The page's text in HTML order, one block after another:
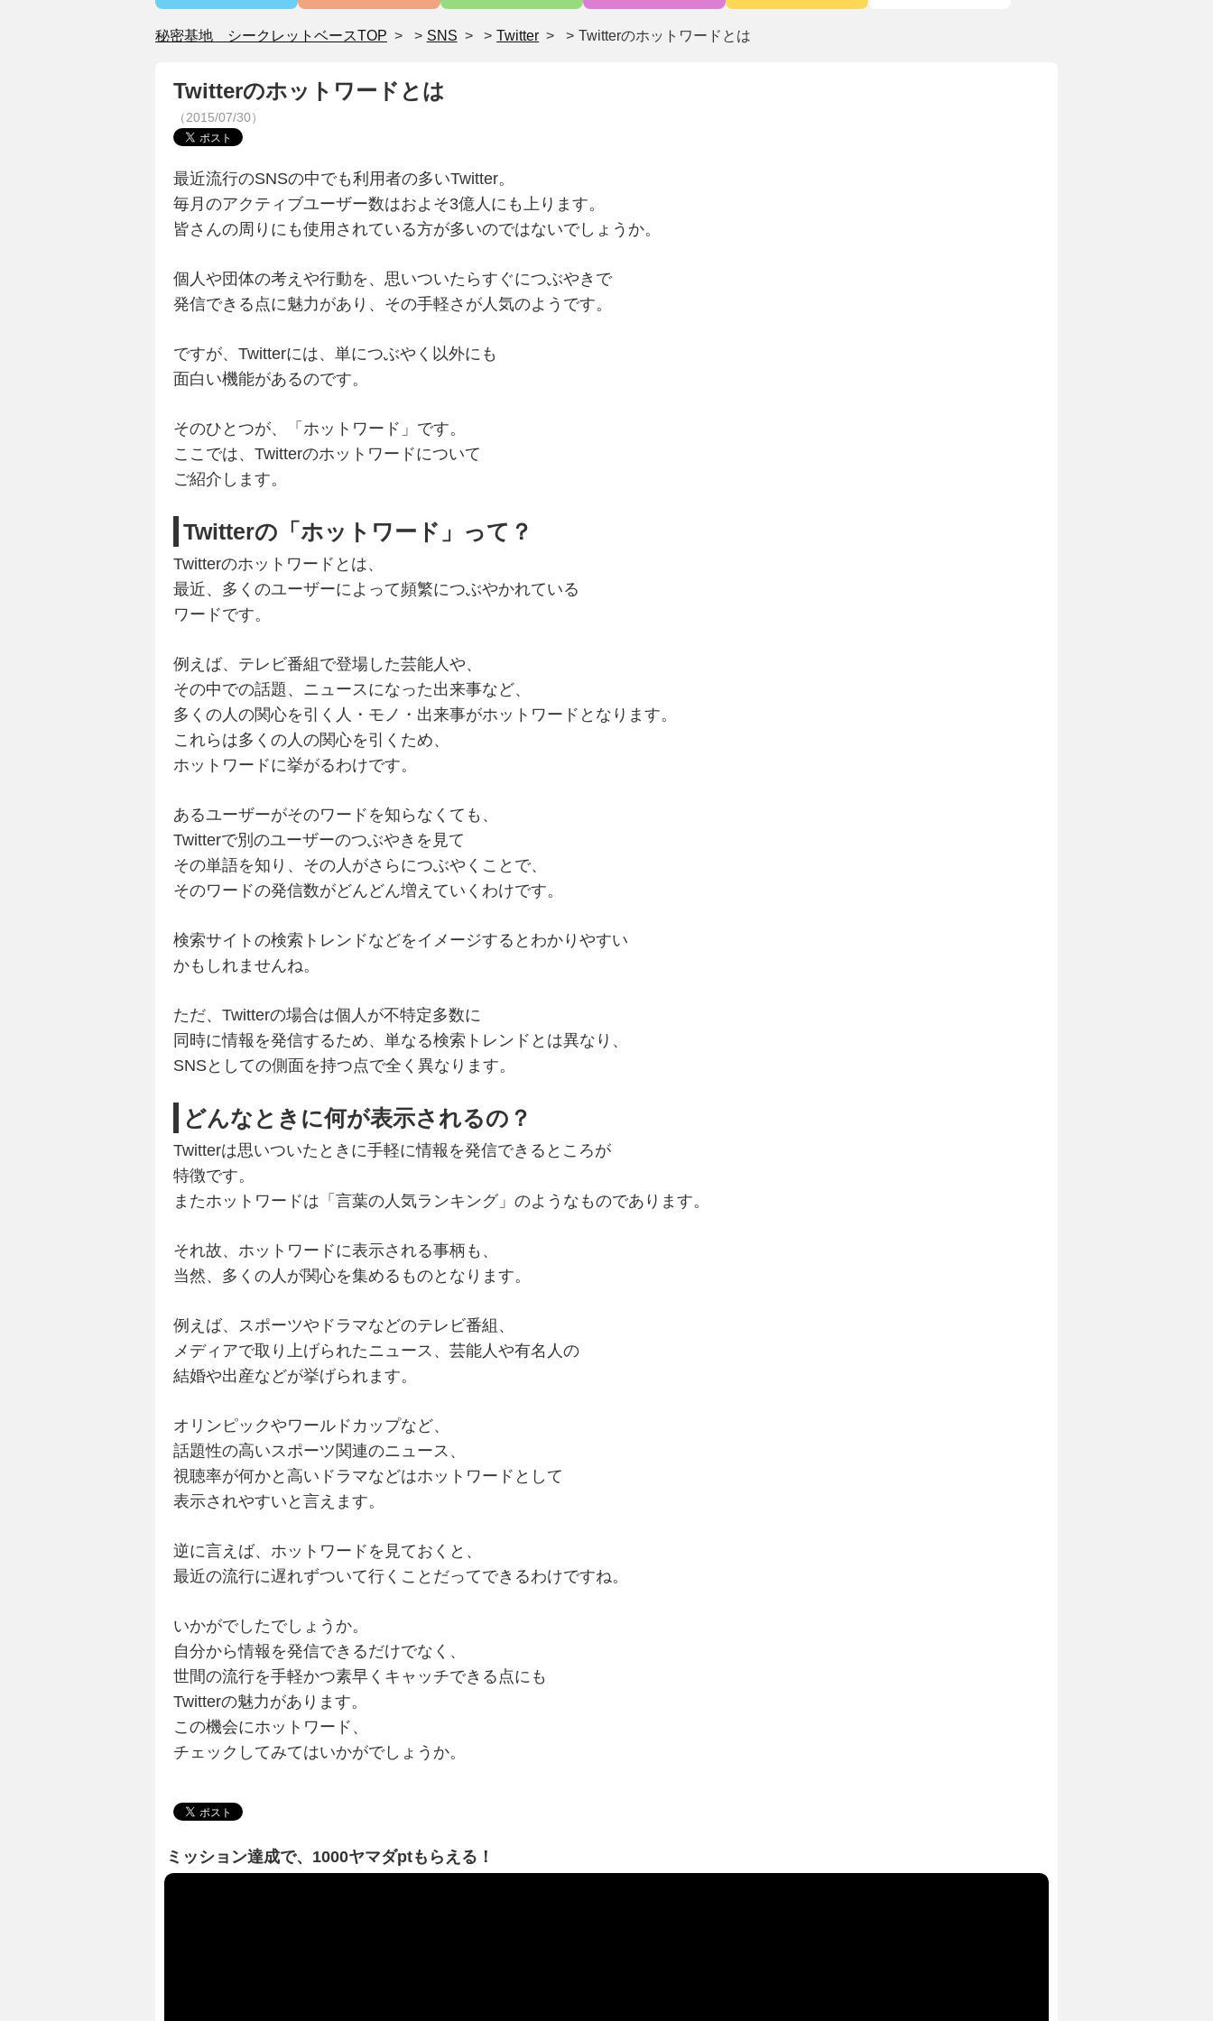
秘密基地 シークレットベースTOP > SNS > Twitter > Twitterのホットワードとは
Twitterのホットワードとは
（2015/07/30）
最近流行のSNSの中でも利用者の多いTwitter。
毎月のアクティブユーザー数はおよそ3億人にも上ります。
皆さんの周りにも使用されている方が多いのではないでしょうか。
個人や団体の考えや行動を、思いついたらすぐにつぶやきで
発信できる点に魅力があり、その手軽さが人気のようです。
ですが、Twitterには、単につぶやく以外にも
面白い機能があるのです。
そのひとつが、「ホットワード」です。
ここでは、Twitterのホットワードについて
ご紹介します。
Twitterの「ホットワード」って？
Twitterのホットワードとは、
最近、多くのユーザーによって頻繁につぶやかれている
ワードです。
例えば、テレビ番組で登場した芸能人や、
その中での話題、ニュースになった出来事など、
多くの人の関心を引く人・モノ・出来事がホットワードとなります。
これらは多くの人の関心を引くため、
ホットワードに挙がるわけです。
あるユーザーがそのワードを知らなくても、
Twitterで別のユーザーのつぶやきを見て
その単語を知り、その人がさらにつぶやくことで、
そのワードの発信数がどんどん増えていくわけです。
検索サイトの検索トレンドなどをイメージするとわかりやすい
かもしれませんね。
ただ、Twitterの場合は個人が不特定多数に
同時に情報を発信するため、単なる検索トレンドとは異なり、
SNSとしての側面を持つ点で全く異なります。
どんなときに何が表示されるの？
Twitterは思いついたときに手軽に情報を発信できるところが
特徴です。
またホットワードは「言葉の人気ランキング」のようなものであります。
それ故、ホットワードに表示される事柄も、
当然、多くの人が関心を集めるものとなります。
例えば、スポーツやドラマなどのテレビ番組、
メディアで取り上げられたニュース、芸能人や有名人の
結婚や出産などが挙げられます。
オリンピックやワールドカップなど、
話題性の高いスポーツ関連のニュース、
視聴率が何かと高いドラマなどはホットワードとして
表示されやすいと言えます。
逆に言えば、ホットワードを見ておくと、
最近の流行に遅れずついて行くことだってできるわけですね。
いかがでしたでしょうか。
自分から情報を発信できるだけでなく、
世間の流行を手軽かつ素早くキャッチできる点にも
Twitterの魅力があります。
この機会にホットワード、
チェックしてみてはいかがでしょうか。
ミッション達成で、1000ヤマダptもらえる！